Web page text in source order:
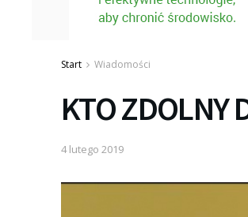
Start Wiadomości
KTO ZDOLNY
4 lutego 2019